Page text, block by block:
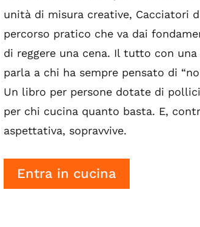
unità di misura creative, Cacciatori
percorso pratico che va dai
di reggere una cena. Il tutto con
parla a chi ha sempre pensato di
Un libro per persone dotate di
per chi cucina quanto basta. E,
aspettativa, sopravvive.
Entra in cucina